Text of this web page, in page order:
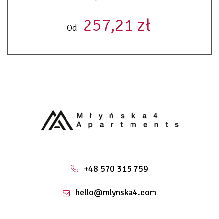
Od 257,21 zł
+48 570 315 759
hello@mlynska4.com